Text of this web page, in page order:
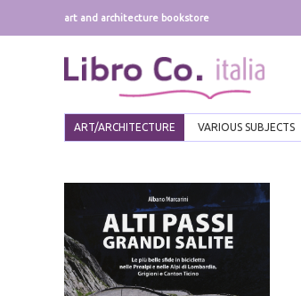
art and architecture bookstore
ART/ARCHITECTURE VARIOUS SUBJECTS